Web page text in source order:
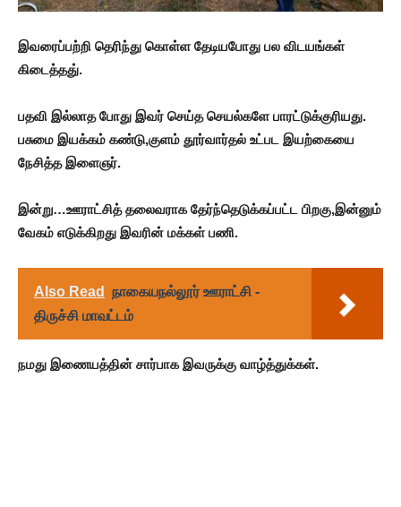
இவரைப்பற்றி தெரிந்து கொள்ள தேடியபோது பல விடயங்கள்
கிடைத்தது்.
பதவி இல்லாத போது இவர் செய்த செயல்களே பாரட்டுக்குரியது.
பசுமை இயக்கம் கண்டு,குளம் தூர்வார்தல் உட்பட இயற்கையை
நேசித்த இளைஞர்.
இன்று…ஊராட்சித் தலைவராக தேர்ந்தெடுக்கப்பட்ட பிறகு,இன்னும்
வேகம் எடுக்கிறது இவரின் மக்கள் பணி.
Also Read
நாகையநல்லூர் ஊராட்சி -
திருச்சி மாவட்டம்
நமது இணையத்தின் சார்பாக இவருக்கு வாழ்த்துக்கள்.